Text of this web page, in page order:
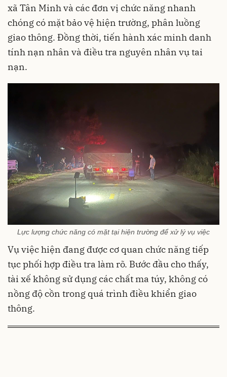
xã Tân Minh và các đơn vị chức năng nhanh
chóng có mặt bảo vệ hiện trường, phân luồng
giao thông. Đồng thời, tiến hành xác minh danh
tính nạn nhân và điều tra nguyên nhân vụ tai
nạn.
Lực lượng chức năng có mặt tại hiện trường để xử lý vụ việc
Vụ việc hiện đang được cơ quan chức năng tiếp
tục phối hợp điều tra làm rõ. Bước đầu cho thấy,
tài xế không sử dụng các chất ma túy, không có
nồng độ cồn trong quá trình điều khiển giao
thông.